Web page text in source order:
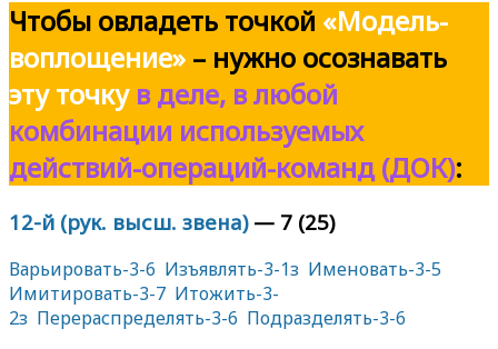
Чтобы овладеть точкой «Модель-
воплощение» – нужно осознавать
эту точкув деле, в любой
комбинации используемых
действий-операций-команд (ДОК):
12-й (рук. высш. звена)— 7 (25)
Варьировать-3-6 Изъявлять-3-1з Именовать-3-5
Имитировать-3-7 Итожить-3-
2з Перераспределять-3-6 Подразделять-3-6